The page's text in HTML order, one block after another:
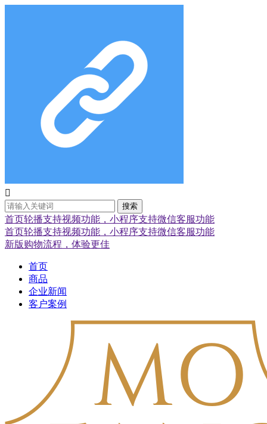

搜索
首页轮播支持视频功能，小程序支持微信客服功能
首页轮播支持视频功能，小程序支持微信客服功能
新版购物流程，体验更佳
首页
商品
企业新闻
客户案例